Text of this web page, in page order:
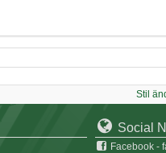
Stil
Social
Facebook -